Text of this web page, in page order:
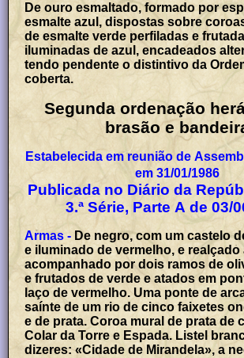
De ouro esmaltado, formado por
esmalte azul, dispostas sobre
de esmalte verde perfiladas e
iluminadas de azul, encadeados
tendo pendente o distintivo da
coberta.
Segunda ordenação
brasão e
Estabelecida em reunião de
em 31/01/1986
Publicada no Diário da
3.ª Série, Parte A de 03/
Armas - De negro, com um castelo
e iluminado de vermelho, e realçado
acompanhado por dois ramos de
e frutados de verde e atados em
laço de vermelho. Uma ponte de
saínte de um rio de cinco faixetes
e de prata. Coroa mural de prata de
Colar da Torre e Espada. Listel
dizeres: «Cidade de Mirandela», a